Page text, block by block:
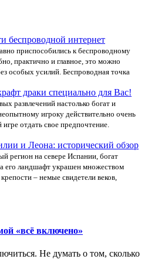
беспроводной интернет
приспособились к беспроводному
практично и главное, это можно
особых усилий. Беспроводная точка
драки специально для Вас!
развлечений настолько богат и
игроку действительно очень
игре отдать свое предпочтение.
и Леона: исторический обзор
регион на севере Испании, богат
его ландшафт украшен множеством
– немые свидетели веков,
«всё включено»
Не думать о том, сколько